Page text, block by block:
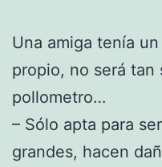
Una amiga tenía
propio, no será tan
pollometro…
– Sólo apta para
grandes, hacen